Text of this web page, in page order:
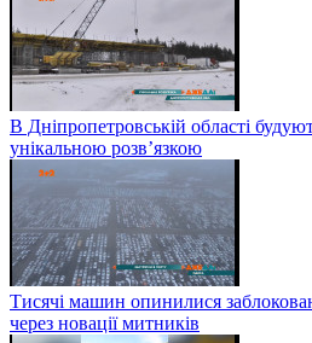
В Дніпропетровській області
унікальною розв’язкою
Тисячі машин опинилися
через новації митників